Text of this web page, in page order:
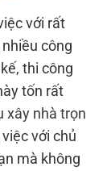
với rất
công
thi công
tốn rất
xây nhà trọn
với chủ
mà không